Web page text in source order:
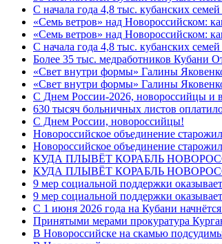
С начала года 4,8 тыс. кубанских
«Семь ветров» над Новороссийском:
«Семь ветров» над Новороссийском:
С начала года 4,8 тыс. кубанских
Более 35 тыс. медработников Кубани
«Свет внутри формы» Галины
«Свет внутри формы» Галины
C Днем России-2026, новороссийцы и
630 тысяч больничных листов
C Днем России, новороссийцы!
Новороссийское объединение
Новороссийское объединение
КУДА ПЛЫВЁТ КОРАБЛЬ
КУДА ПЛЫВЁТ КОРАБЛЬ
9 мер социальной поддержки
9 мер социальной поддержки
С 1 июня 2026 года на Кубани
Принятыми мерами прокуратура
В Новороссийске на скамью